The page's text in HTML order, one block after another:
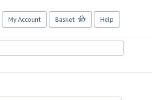
My Account Basket Help